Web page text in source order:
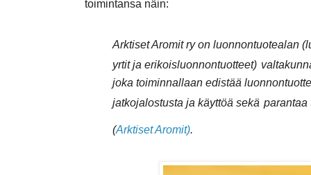
toimintansa näin:
Arktiset Aromit ry on luonnontuotealan
yrtit ja erikoisluonnontuotteet)
joka toiminnallaan edistää
jatkojalostusta ja käyttöä sekä parantaa
(Arktiset Aromit).